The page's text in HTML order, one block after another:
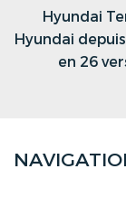
Hyundai
Hyundai
en 26